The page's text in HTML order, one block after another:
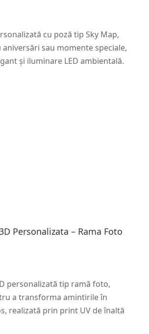
cu poză tip Sky Map,
sau momente speciale,
și iluminare LED ambientală.
Personalizata – Rama Foto
personalizată tip ramă foto,
a transforma amintirile în
realizată prin print UV de înaltă